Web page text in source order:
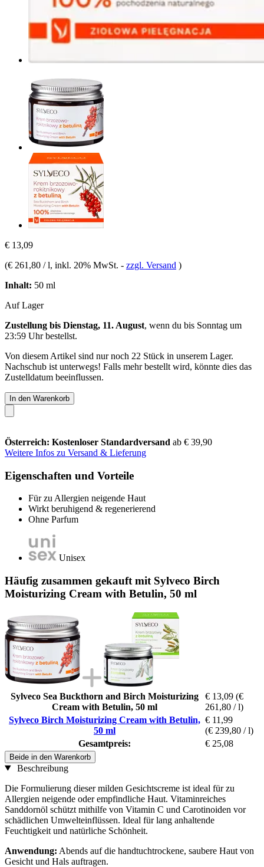
€ 13,09
(€ 261,80 / l, inkl. 20% MwSt. - zzgl. Versand )
Inhalt: 50 ml
Auf Lager
Zustellung bis Dienstag, 11. August, wenn du bis Sonntag um
23:59 Uhrbestellst.
Von diesem Artikel sind nur noch 22 Stück in unserem Lager.
Nachschub ist unterwegs! Falls mehr bestellt wird, könnte dies das
Zustelldatum beeinflussen.
In den Warenkorb
Österreich: Kostenloser Standardversand ab € 39,90
Weitere Infos zu Versand & Lieferung
Eigenschaften und Vorteile
Für zu Allergien neigende Haut
Wirkt beruhigend & regenerierend
Ohne Parfum
Unisex
Häufig zusammen gekauft mit Sylveco Birch
Moisturizing Cream with Betulin, 50 ml
Sylveco Sea Buckthorn and Birch Moisturizing
Cream with Betulin, 50 ml
€ 13,09 (€
261,80 / l)
Sylveco Birch Moisturizing Cream with Betulin,
50 ml
€ 11,99
(€ 239,80 / l)
Gesamtpreis:
€ 25,08
Beide in den Warenkorb
Beschreibung
Die Formulierung dieser milden Gesichtscreme ist ideal für zu
Allergien neigende oder empfindliche Haut. Vitaminreiches
Sanddornöl schützt mithilfe von Vitamin C und Carotinoiden vor
schädlichen Umwelteinflüssen. Ideal für lang anhaltende
Feuchtigkeit und natürliche Schönheit.
Anwendung: Abends auf die handtuchtrockene, saubere Haut von
Gesicht und Hals auftragen.